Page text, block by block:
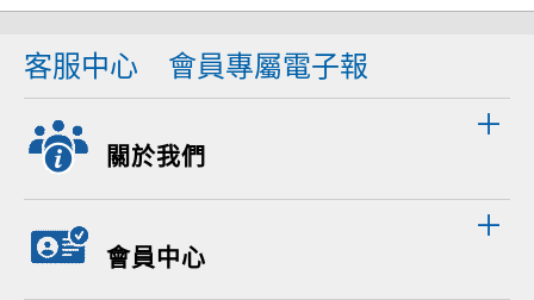
客服中心 會員專屬電子報
關於我們
會員中心